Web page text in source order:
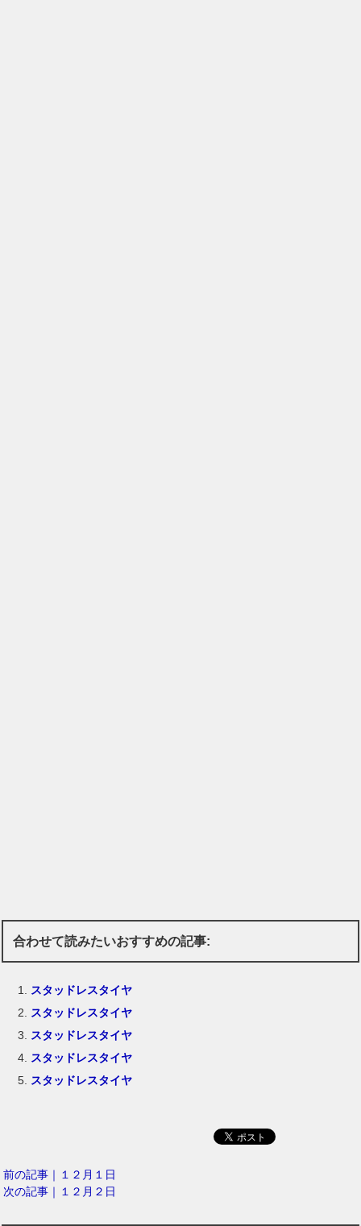
合わせて読みたいおすすめの記事:
スタッドレスタイヤ
スタッドレスタイヤ
スタッドレスタイヤ
スタッドレスタイヤ
スタッドレスタイヤ
前の記事｜１２月１日
次の記事｜１２月２日